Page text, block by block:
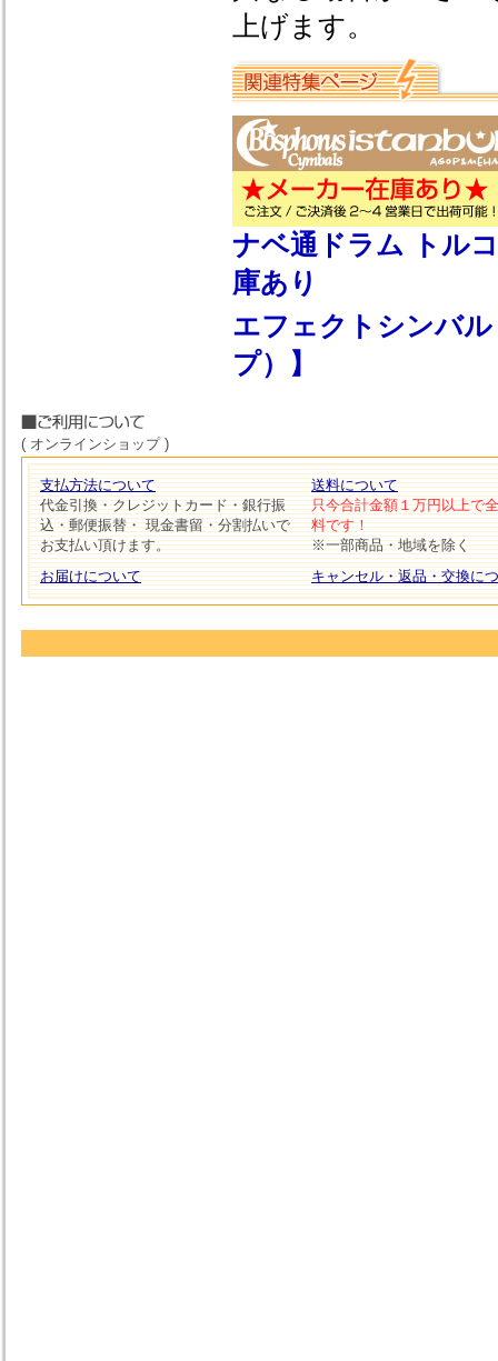
上げます。
ナベ通ドラム トル
庫あり
エフェクトシンバ
プ）】
( オンラインショップ )
支払方法について
代金引換・クレジットカード・銀行振
込・郵便振替・ 現金書留・分割払いで
お支払い頂けます。
お届けについて
送料について
只今合計金額１万円以上で
料です！
※一部商品・地域を除く
キャンセル・返品・交換に